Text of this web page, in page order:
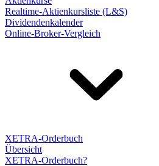
Realtime-Aktienkursliste (L&S)
Dividendenkalender
Online-Broker-Vergleich
XETRA-Orderbuch
Übersicht
XETRA-Orderbuch?